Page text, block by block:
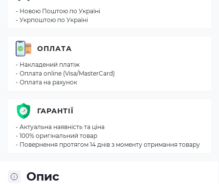
Опис
- Новою Поштою по Україні
- Укрпоштою по Україні
ОПЛАТА
- Накладений платіж
- Оплата online (Visa/MasterCard)
- Оплата на рахунок
ГАРАНТІЇ
- Актуальна наявність та ціна
- 100% оригінальний товар
- Повернення протягом 14 днів з моменту отримання товару